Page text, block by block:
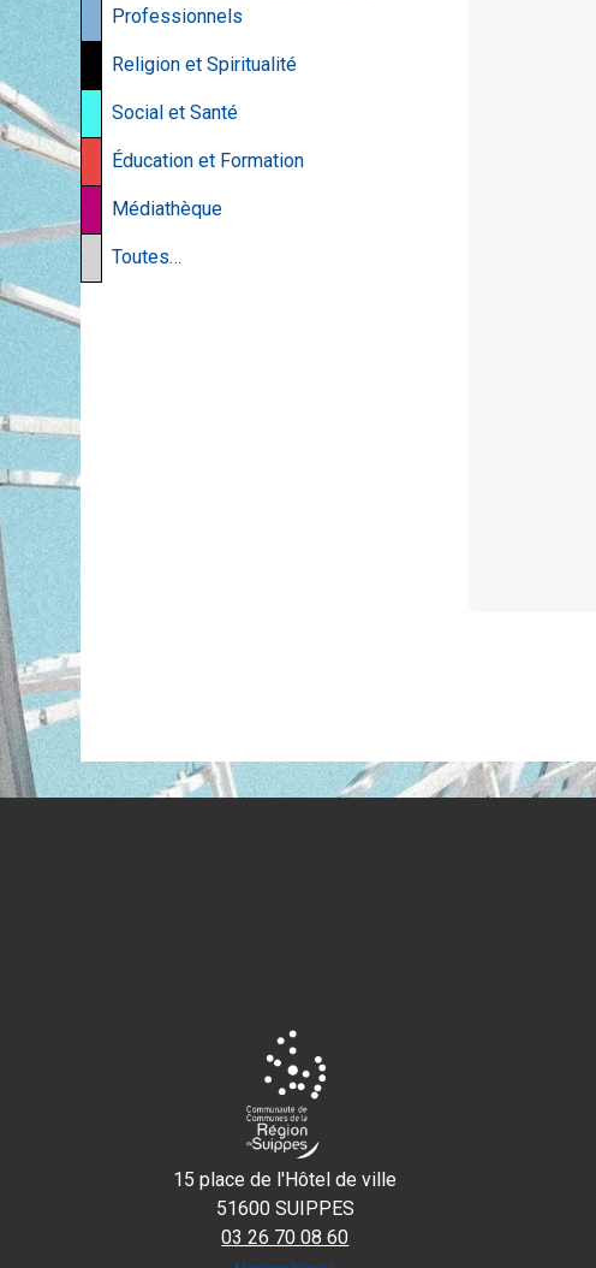
Professionnels
Religion et Spiritualité
Social et Santé
Éducation et Formation
Médiathèque
Toutes…
15 place de l'Hôtel de ville
51600 SUIPPES
03 26 70 08 60